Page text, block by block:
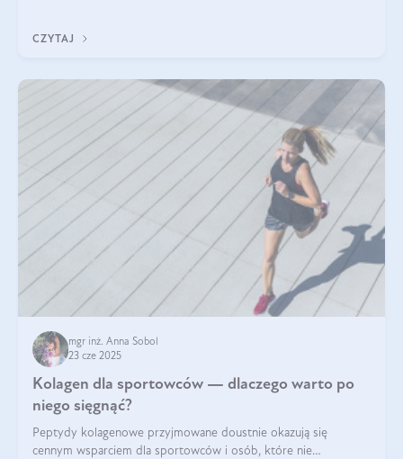
CZYTAJ
mgr inż. Anna Sobol
23 cze 2025
Kolagen dla sportowców — dlaczego warto po
niego sięgnąć?
Peptydy kolagenowe przyjmowane doustnie okazują się
cennym wsparciem dla sportowców i osób, które nie